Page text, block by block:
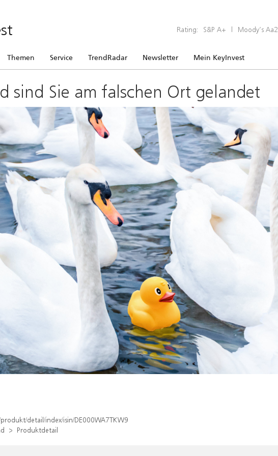
Rating: S&P A+ | Moody’s Aa2
Themen Service TrendRadar Newsletter Mein KeyInvest
sind Sie am falschen Ort gelandet
detail/index/isin/DE000WA7TKW9
Produktdetail